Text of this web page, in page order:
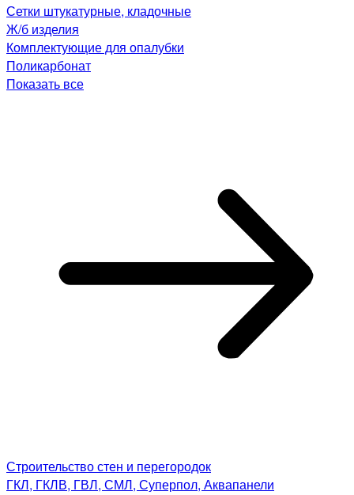
Сетки штукатурные, кладочные
Ж/б изделия
Комплектующие для опалубки
Поликарбонат
Показать все
Строительство стен и перегородок
ГКЛ, ГКЛВ, ГВЛ, СМЛ, Суперпол, Аквапанели